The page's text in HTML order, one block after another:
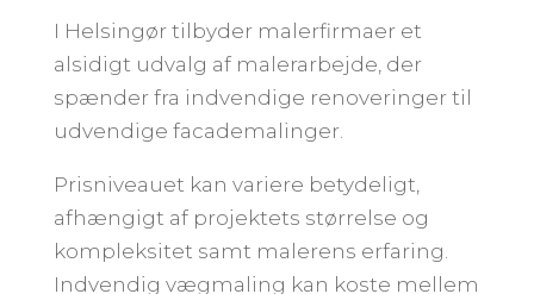
I Helsingør tilbyder malerfirmaer et
alsidigt udvalg af malerarbejde, der
spænder fra indvendige renoveringer til
udvendige facademalinger.
Prisniveauet kan variere betydeligt,
afhængigt af projektets størrelse og
kompleksitet samt malerens erfaring.
Indvendig vægmaling kan koste mellem